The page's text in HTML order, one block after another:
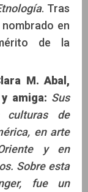
. Tras
en
de la
M. Abal,
amiga: Sus
culturas de
en arte
y en
Sobre esta
fue un